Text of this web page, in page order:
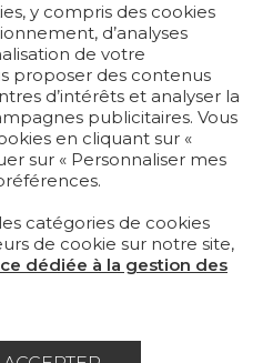
?
Lexique
légales
y compris des cookies
d’analyses
de votre
proposer des contenus
d’intérêts et analyser la
publicitaires. Vous
en cliquant sur «
sur « Personnaliser mes
catégories de cookies
de cookie sur notre site,
dédiée à la gestion des